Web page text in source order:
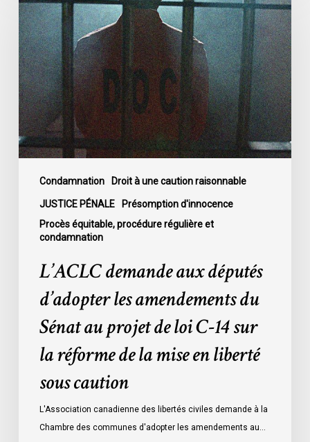
Condamnation Droit à une caution raisonnable
JUSTICE PÉNALE
Présomption d'innocence
Procès équitable, procédure régulière et
condamnation
aux
députés
d’adopter
les
amendements
du
Sénat
au
réforme
liberté
caution
L’ACLC demande aux députés
d’adopter les amendements du
Sénat au projet de loi C-14 sur
la réforme de la mise en liberté
sous caution
L'Association canadienne des libertés civiles demande à la
Chambre des communes d'adopter les amendements au…